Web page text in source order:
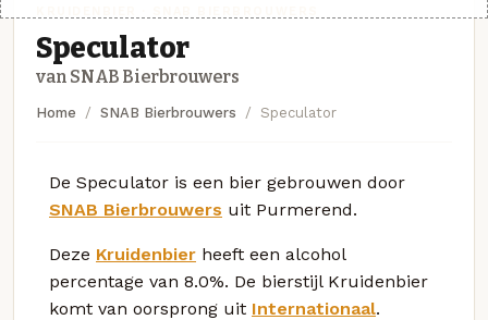
Speculator
van SNAB Bierbrouwers
Home SNAB Bierbrouwers Speculator
De Speculator is een bier gebrouwen door
SNAB Bierbrouwers uit Purmerend.
Deze Kruidenbier heeft een alcohol
percentage van 8.0%. De bierstijl Kruidenbier
komt van oorsprong uit Internationaal.